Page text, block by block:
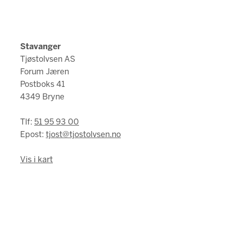
Stavanger
Tjøstolvsen AS
Forum Jæren
Postboks 41
4349 Bryne
Tlf: 51 95 93 00
Epost: tjost@tjostolvsen.no
Vis i kart